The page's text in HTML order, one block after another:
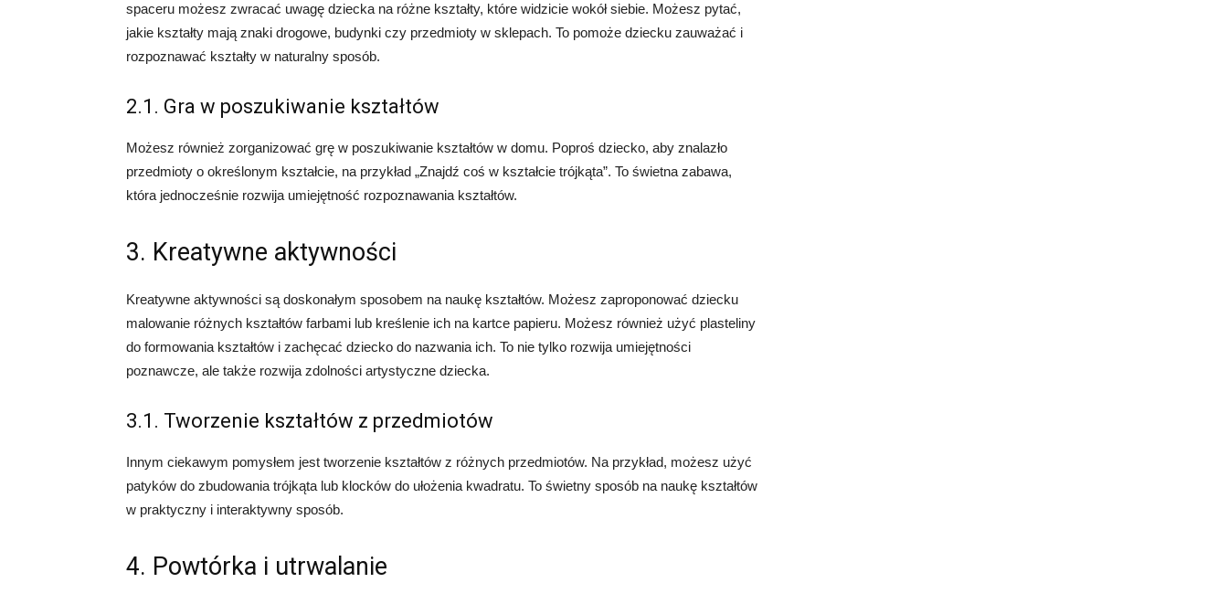
spaceru możesz zwracać uwagę dziecka na różne kształty, które widzicie wokół siebie. Możesz pytać,
jakie kształty mają znaki drogowe, budynki czy przedmioty w sklepach. To pomoże dziecku zauważać i
rozpoznawać kształty w naturalny sposób.
2.1. Gra w poszukiwanie kształtów
Możesz również zorganizować grę w poszukiwanie kształtów w domu. Poproś dziecko, aby znalazło
przedmioty o określonym kształcie, na przykład „Znajdź coś w kształcie trójkąta”. To świetna zabawa,
która jednocześnie rozwija umiejętność rozpoznawania kształtów.
3. Kreatywne aktywności
Kreatywne aktywności są doskonałym sposobem na naukę kształtów. Możesz zaproponować dziecku
malowanie różnych kształtów farbami lub kreślenie ich na kartce papieru. Możesz również użyć plasteliny
do formowania kształtów i zachęcać dziecko do nazwania ich. To nie tylko rozwija umiejętności
poznawcze, ale także rozwija zdolności artystyczne dziecka.
3.1. Tworzenie kształtów z przedmiotów
Innym ciekawym pomysłem jest tworzenie kształtów z różnych przedmiotów. Na przykład, możesz użyć
patyków do zbudowania trójkąta lub klocków do ułożenia kwadratu. To świetny sposób na naukę kształtów
w praktyczny i interaktywny sposób.
4. Powtórka i utrwalanie